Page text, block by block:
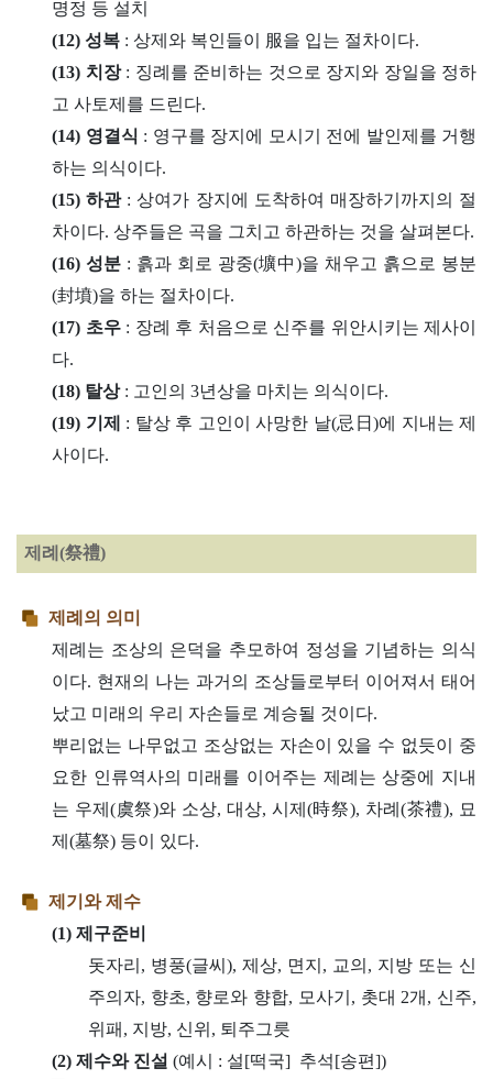
명정 등 설치
(12) 성복 : 상제와 복인들이 服을 입는 절차이다.
(13) 치장: 징례를 준비하는 것으로 장지와 장일을 정하
고 사토제를 드린다.
(14) 영결식 : 영구를 장지에 모시기 전에 발인제를 거행
하는 의식이다.
(15) 하관: 상여가 장지에 도착하여 매장하기까지의 절
차이다. 상주들은 곡을 그치고 하관하는 것을 살펴본다.
(16) 성분: 흙과 회로 광중(壙中)을 채우고 흙으로 봉분
(封墳)을 하는 절차이다.
(17) 초우: 장례 후 처음으로 신주를 위안시키는 제사이
다.
(18) 탈상: 고인의 3년상을 마치는 의식이다.
(19) 기제
: 탈상 후 고인이 사망한 날(忌日)에 지내는 제
사이다.
제례(祭禮)
제례의 의미
제례는 조상의 은덕을 추모하여 정성을 기념하는 의식
이다. 현재의 나는 과거의 조상들로부터 이어져서 태어
났고 미래의 우리 자손들로 계승될 것이다.
뿌리없는 나무없고 조상없는 자손이 있을 수 없듯이 중
요한 인류역사의 미래를 이어주는 제례는 상중에 지내
는 우제(虞祭)와 소상, 대상, 시제(時祭), 차례(茶禮), 묘
제(墓祭) 등이 있다.
제기와 제수
(1) 제구준비
돗자리, 병풍(글씨), 제상, 면지, 교의, 지방 또는 신
주의자, 향초, 향로와 향합, 모사기, 촛대 2개, 신주,
위패, 지방, 신위, 퇴주그릇
(2) 제수와 진설 (예시 : 설[떡국] 추석[송편])